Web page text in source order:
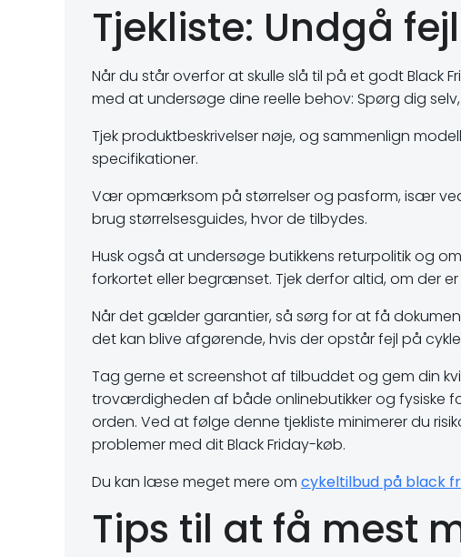
Tjekliste: Undgå
Når du står overfor at skulle slå til på et godt Black
med at undersøge dine reelle behov: Spørg dig
Tjek produktbeskrivelser nøje, og sammenlign
specifikationer.
Vær opmærksom på størrelser og pasform, især
brug størrelsesguides, hvor de tilbydes.
Husk også at undersøge butikkens returpolitik og
forkortet eller begrænset. Tjek derfor altid, om der
Når det gælder garantier, så sørg for at få
det kan blive afgørende, hvis der opstår fejl på
Tag gerne et screenshot af tilbuddet og gem din
troværdigheden af både onlinebutikker og fysiske
orden. Ved at følge denne tjekliste minimerer du
problemer med dit Black Friday-køb.
Du kan læse meget mere om cykeltilbud på black
Tips til at få mest